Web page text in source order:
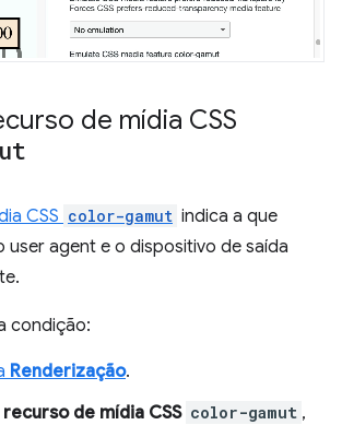
de mídia CSS
CSS color-gamut indica a que
user agent e o dispositivo de saída
condição:
Renderização.
recurso de mídia CSS color-gamut ,